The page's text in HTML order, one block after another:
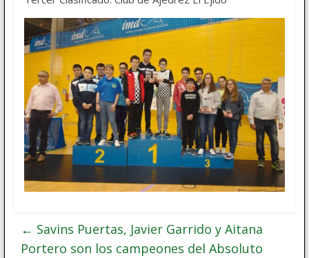
← Savins Puertas, Javier Garrido y Aitana
Portero son los campeones del Absoluto